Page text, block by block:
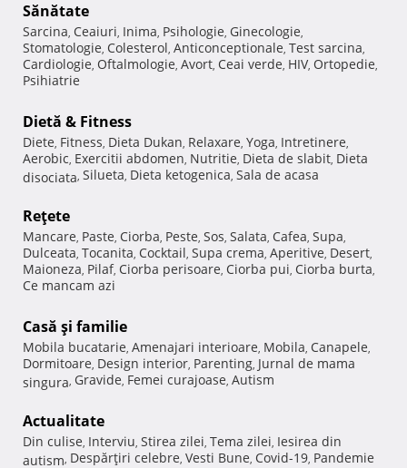
Sănătate
Sarcina, Ceaiuri, Inima, Psihologie, Ginecologie,
Stomatologie, Colesterol, Anticonceptionale, Test sarcina,
Cardiologie, Oftalmologie, Avort, Ceai verde, HIV, Ortopedie,
Psihiatrie
Dietă & Fitness
Diete, Fitness, Dieta Dukan, Relaxare, Yoga, Intretinere,
Aerobic, Exercitii abdomen, Nutritie, Dieta de slabit, Dieta
disociata, Silueta, Dieta ketogenica, Sala de acasa
Reţete
Mancare, Paste, Ciorba, Peste, Sos, Salata, Cafea, Supa,
Dulceata, Tocanita, Cocktail, Supa crema, Aperitive, Desert,
Maioneza, Pilaf, Ciorba perisoare, Ciorba pui, Ciorba burta,
Ce mancam azi
Casă şi familie
Mobila bucatarie, Amenajari interioare, Mobila, Canapele,
Dormitoare, Design interior, Parenting, Jurnal de mama
singura, Gravide, Femei curajoase, Autism
Actualitate
Din culise, Interviu, Stirea zilei, Tema zilei, Iesirea din
autism, Despărţiri celebre, Vesti Bune, Covid-19, Pandemie